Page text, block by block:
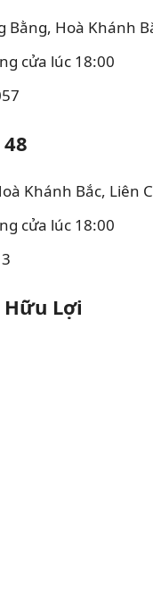
Bằng, Hoà Khánh
cửa lúc 18:00
Khánh Bắc, Liên
cửa lúc 18:00
Lợi